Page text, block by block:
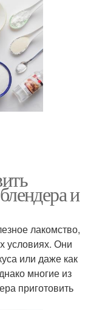
и
лакомство,
условиях. Они
или даже как
многие из
приготовить